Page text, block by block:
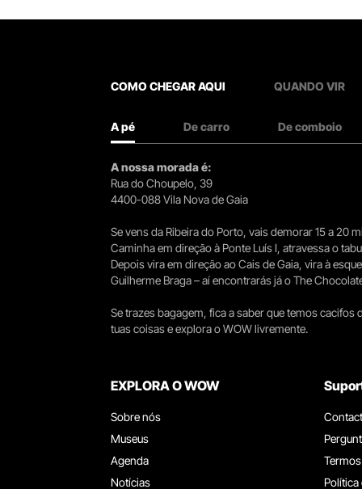
COMO CHEGAR AQUI QUANDO VIR
A pé De carro De comboio
A nossa morada é:
Rua do Choupelo, 39
4400-088 Vila Nova de Gaia
Se vens da Ribeira do Porto, vais demorar 15 a 20
Caminha em direção à Ponte Luís I, atravessa o
Depois vira em direção ao Cais de Gaia, vira à
Guilherme Braga – aí encontrarás já o The
Se trazes bagagem, fica a saber que temos
tuas coisas e explora o WOW livremente.
EXPLORA O WOW
Sobre nós
Museus
Agenda
Notícias
Política